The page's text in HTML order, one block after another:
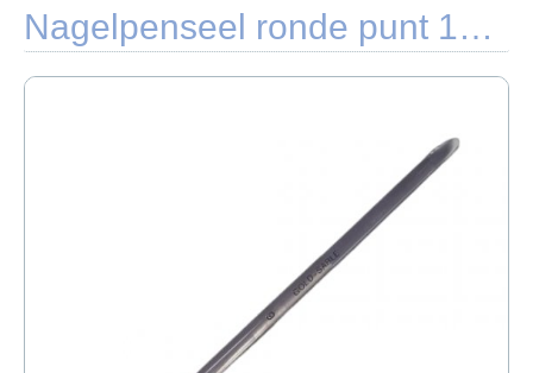
Nagelpenseel ronde punt 199960 No: 6